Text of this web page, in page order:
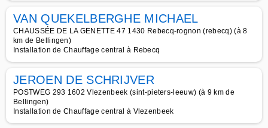
VAN QUEKELBERGHE MICHAEL
CHAUSSÉE DE LA GENETTE 47 1430 Rebecq-rognon (rebecq) (à 8
km de Bellingen)
Installation de Chauffage central à Rebecq
JEROEN DE SCHRIJVER
POSTWEG 293 1602 Vlezenbeek (sint-pieters-leeuw) (à 9 km de
Bellingen)
Installation de Chauffage central à Vlezenbeek